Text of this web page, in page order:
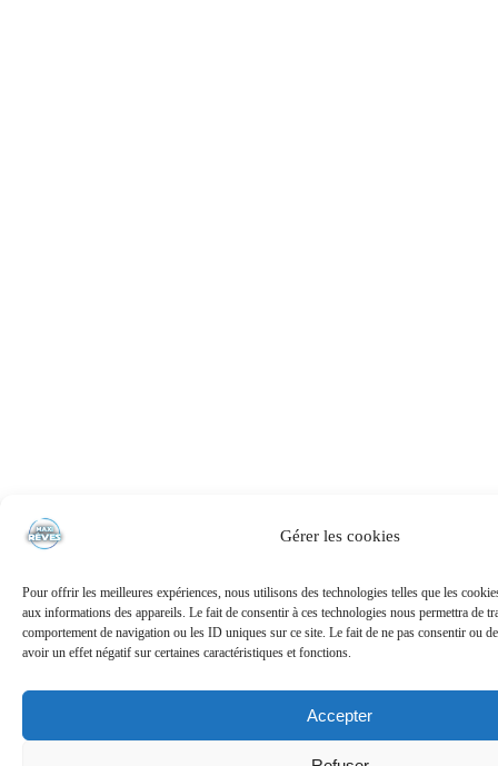
Gérer les cookies
Pour offrir les meilleures expériences, nous utilisons des technologies telles que les
aux informations des appareils. Le fait de consentir à ces technologies nous permettra de
comportement de navigation ou les ID uniques sur ce site. Le fait de ne pas consentir ou
avoir un effet négatif sur certaines caractéristiques et fonctions.
Accepter